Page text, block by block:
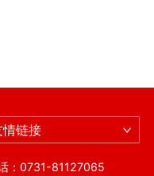
情链接
：0731-81127065